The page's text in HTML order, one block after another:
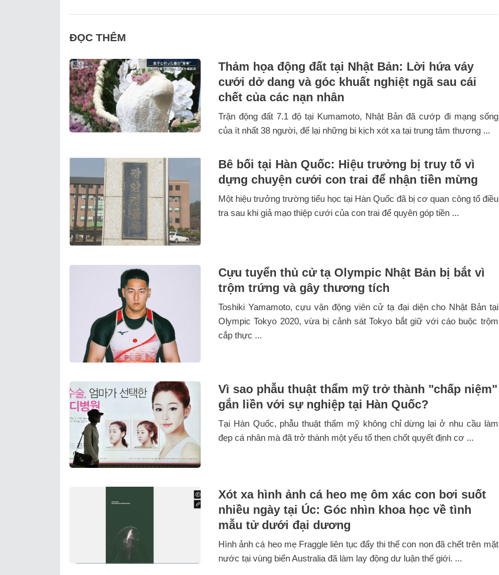
ĐỌC THÊM
Thảm họa động đất tại Nhật Bản: Lời hứa váy
cưới dở dang và góc khuất nghiệt ngã sau cái
chết của các nạn nhân
Trận động đất 7.1 độ tại Kumamoto, Nhật Bản đã cướp đi mạng sống
của ít nhất 38 người, để lại những bi kịch xót xa tại trung tâm thương ...
Bê bối tại Hàn Quốc: Hiệu trưởng bị truy tố vì
dựng chuyện cưới con trai để nhận tiền mừng
Một hiệu trưởng trường tiểu học tại Hàn Quốc đã bị cơ quan công tố điều
tra sau khi giả mạo thiệp cưới của con trai để quyên góp tiền ...
Cựu tuyển thủ cử tạ Olympic Nhật Bản bị bắt vì
trộm trứng và gây thương tích
Toshiki Yamamoto, cựu vận động viên cử tạ đại diện cho Nhật Bản tại
Olympic Tokyo 2020, vừa bị cảnh sát Tokyo bắt giữ với cáo buộc trộm
cắp thực ...
Vì sao phẫu thuật thẩm mỹ trở thành "chấp niệm"
gắn liền với sự nghiệp tại Hàn Quốc?
Tại Hàn Quốc, phẫu thuật thẩm mỹ không chỉ dừng lại ở nhu cầu làm
đẹp cá nhân mà đã trở thành một yếu tố then chốt quyết định cơ ...
Xót xa hình ảnh cá heo mẹ ôm xác con bơi suốt
nhiều ngày tại Úc: Góc nhìn khoa học về tình
mẫu tử dưới đại dương
Hình ảnh cá heo mẹ Fraggle liên tục đẩy thi thể con non đã chết trên mặt
nước tại vùng biển Australia đã làm lay động dư luận thế giới. ...